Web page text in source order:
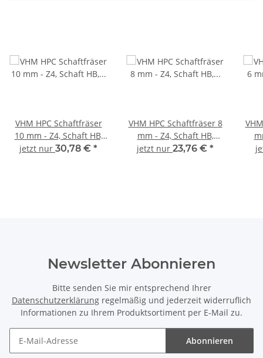
VHM HPC Schaftfräser
10 mm - Z4, Schaft HB,
Drallwinkel 35/38°
jetzt nur 30,78 € *
VHM HPC Schaftfräser 8
mm - Z4, Schaft HB,
Drallwinkel 35/38°
jetzt nur 23,76 € *
Newsletter Abonnieren
Bitte senden Sie mir entsprechend Ihrer
Datenschutzerklärung regelmäßig und jederzeit widerruflich
Informationen zu Ihrem Produktsortiment per E-Mail zu.
Abonnieren